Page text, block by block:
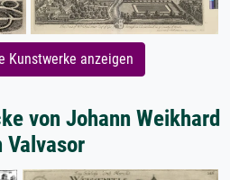
Kunstwerke anzeigen
von Johann Weikhard
Valvasor